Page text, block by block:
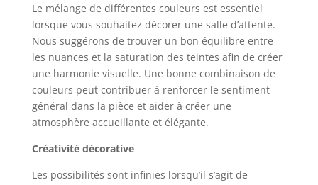
Le mélange de différentes couleurs est essentiel
lorsque vous souhaitez décorer une salle d’attente.
Nous suggérons de trouver un bon équilibre entre
les nuances et la saturation des teintes afin de créer
une harmonie visuelle. Une bonne combinaison de
couleurs peut contribuer à renforcer le sentiment
général dans la pièce et aider à créer une
atmosphère accueillante et élégante.
Créativité décorative
Les possibilités sont infinies lorsqu’il s’agit de